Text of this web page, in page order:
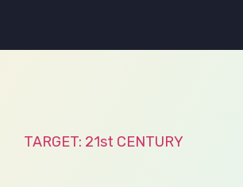
TARGET: 21st CENTURY